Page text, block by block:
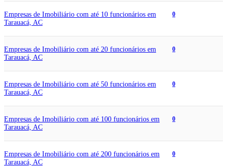
Empresas de Imobiliário com até 10 funcionários em
Tarauacá, AC
0
Empresas de Imobiliário com até 20 funcionários em
Tarauacá, AC
0
Empresas de Imobiliário com até 50 funcionários em
Tarauacá, AC
0
Empresas de Imobiliário com até 100 funcionários em
Tarauacá, AC
0
Empresas de Imobiliário com até 200 funcionários em
Tarauacá, AC
0